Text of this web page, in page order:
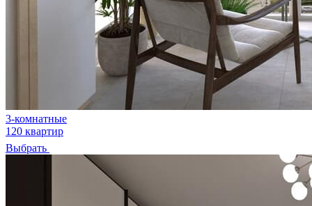
3-комнатные
120 квартир
Выбрать